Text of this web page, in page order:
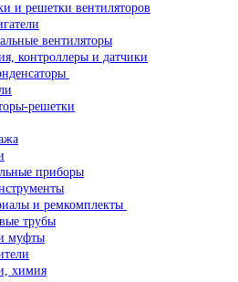
и решетки вентиляторов
вентиляторы
контроллеры и датчики
решетки
приборы
и ремкомплекты
трубы
муфты
химия